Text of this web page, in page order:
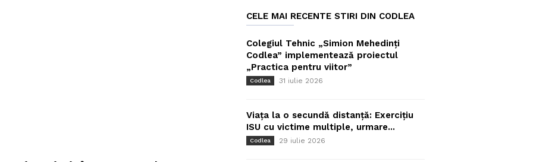
CELE MAI RECENTE STIRI DIN CODLEA
Colegiul Tehnic „Simion Mehedinți
Codlea” implementează proiectul
„Practica pentru viitor”
Codlea 31 iulie 2026
Viața la o secundă distanță: Exercițiu
ISU cu victime multiple, urmare...
Codlea 29 iulie 2026